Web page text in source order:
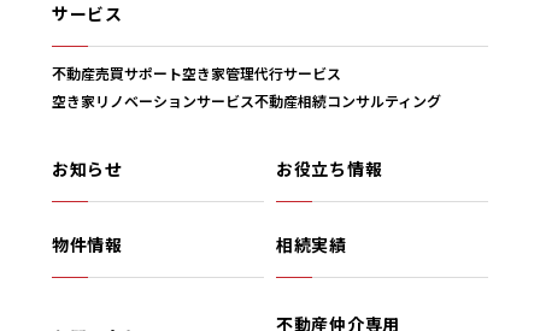
#インダストリアル(1)
#インデックス
#インフレ(1)
サービス
不動産売買サポート空き家管理代行サービス
空き家リノベーションサービス不動産相続コンサルティング
お知らせ お役立ち情報
物件情報 相続実績
不動産仲介専用